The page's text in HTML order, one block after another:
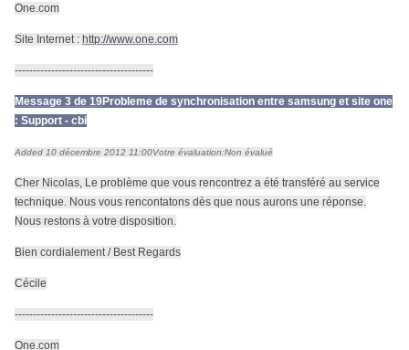
One.com
Site Internet : http://www.one.com
--------------------------------------
Message 3 de 19Probleme de synchronisation entre samsung et site one
: Support - cbi
Added 10 décembre 2012 11:00Votre évaluation:Non évalué
Cher Nicolas, Le problème que vous rencontrez a été transféré au service
technique. Nous vous rencontatons dès que nous aurons une réponse.
Nous restons à votre disposition.
Bien cordialement / Best Regards
Cécile
--------------------------------------
One.com